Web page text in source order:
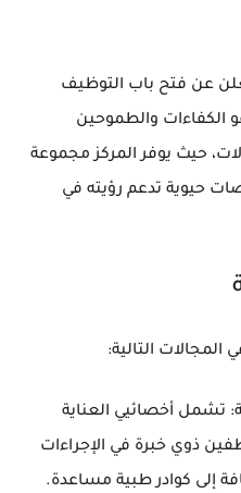
عن فتح باب التوظيف
الكفاءات والطموحين
حيث يوفر المركز مجموعة
حيوية تدعم رؤيته في
التالية:
تشمل أخصائيي العناية
ذوي خبرة في الإجراءات
إلى كوادر طبية مساعدة.